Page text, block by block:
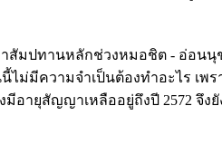
มปทานหลักช่วงหมอชิต - อ่อนนุ
มีความจำเป็นต้องทำอะไร เพ
อายุสัญญาเหลืออยู่ถึงปี 2572 จึ